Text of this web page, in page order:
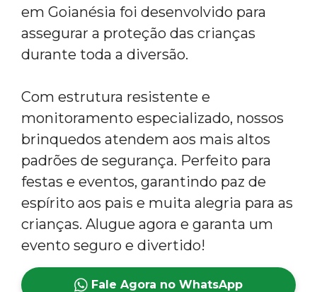
em Goianésia foi desenvolvido para
assegurar a proteção das crianças
durante toda a diversão.
Com estrutura resistente e
monitoramento especializado, nossos
brinquedos atendem aos mais altos
padrões de segurança. Perfeito para
festas e eventos, garantindo paz de
espírito aos pais e muita alegria para as
crianças. Alugue agora e garanta um
evento seguro e divertido!
Fale Agora no WhatsApp